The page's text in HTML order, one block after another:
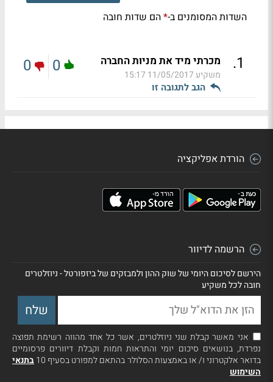
השדות המסומנים ב-*הם שדות חובה
1
. מכרתי מיד את מניות החברה
משקיע11/05/2017 15:17
הגב לתגובה זו
0
0
הורדת אפליקציה
הרשמה לדיוור
הירשם לסיכום היומי של שוק ההון ולמבזקים של ביזפורטל - ניוזלטרים
חובה לכל משקיע
אני מאשר קבלת שני ניוזלטרים, אשר כל אחד מהווה רשימת תפוצה
נפרדת, בנושאים סיכום יומי והתראות חמות וקבלת דיוורים פרסומיים
בדואר אלקטרוני ו/ או באמצעות הסלולר בהתאם למפורט בסעיף 10
בתנאי
השימוש